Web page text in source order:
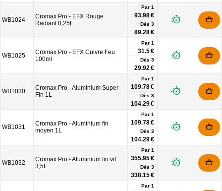
WB1024
Cromax Pro - EFX Rouge
Radiant 0,25L
Par 1
93.98 €
Dès 3
89.28 €
WB1025
Cromax Pro - EFX Cuivre Feu
100ml
Par 1
31.5 €
Dès 3
29.92 €
WB1030
Cromax Pro - Aluminium Super
Fin 1L
Par 1
109.78 €
Dès 3
104.29 €
WB1031
Cromax Pro - Aluminium fin
moyen 1L
Par 1
109.78 €
Dès 3
104.29 €
WB1032
Cromax Pro - Aluminium fin vif
3,5L
Par 1
355.95 €
Dès 3
338.15 €
Par 1